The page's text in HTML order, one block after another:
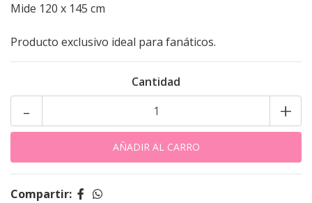
Mide 120 x 145 cm
Producto exclusivo ideal para fanáticos.
Cantidad
+
-
Compartir: